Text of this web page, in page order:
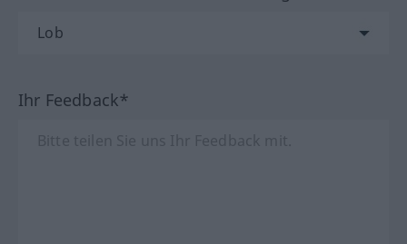
Ihr Feedback*